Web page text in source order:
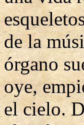
de la
órgano
oye,
el cielo.